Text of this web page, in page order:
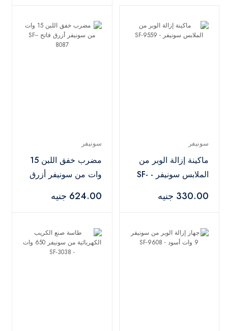
سونيفر
ماكينة إزالة الوبر من
الملابس سونيفر - SF-
330.00 جنيه
سونيفر
مضرب خفق اللبن 15
وات من سونيفر أزرق
624.00 جنيه